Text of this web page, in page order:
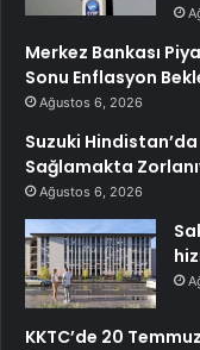
Merkez Bankası
Sonu Enflasyon
Ağustos 6, 2026
Suzuki
Sağlamakta
Ağustos 6, 2026
KKTC’de 20